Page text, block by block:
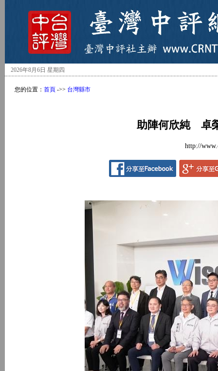
2026年8月6日 星期四
您的位置： 首頁 ->> 台灣縣市
助陣何欣純 卓
http://